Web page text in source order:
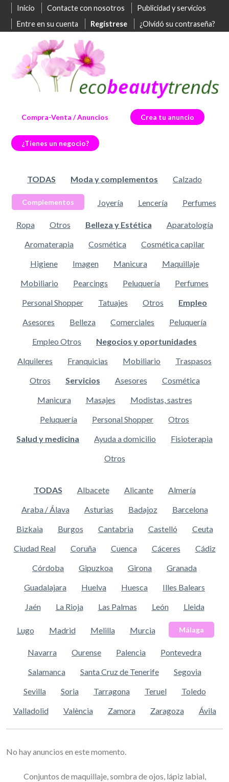
Inicio Contacte con nosotros
Publicidad y servicios
Entre en su cuenta
Regístrese ¿Olvidó su contraseña?
Compra-Venta / Anuncios Crea tu anuncio
¿Tienes un negocio?
TODAS Moda y complementos Calzado
Complementos Joyería Lencería Perfumes
Ropa Otros Belleza y Estética
Aparatología
Aromaterapia
Cosmética
Cosmética capilar
Higiene
Imagen Manicura
Maquillaje
Mobiliario
Pearcings Peluquería
Perfumes
Personal Shopper
Tatuajes Otros
Empleo
Asesores
Belleza Comerciales
Peluquería
Empleo Otros
Negocios y oportunidades
Alquileres
Franquicias Mobiliario
Traspasos
Otros
Servicios Asesores
Cosmética
Manicura
Masajes
Modistas, sastres
Peluquería
Personal Shopper
Otros
Salud y medicina
Ayuda a domicilio
Fisioterapia
Otros
TODAS Albacete Alicante
Almería
Araba / Álava
Asturias Badajoz
Barcelona
Bizkaia
Burgos Cantabria Castelló
Ceuta
Ciudad Real
Coruña Cuenca Cáceres
Cádiz
Córdoba
Gipuzkoa Girona
Granada
Guadalajara
Huelva Huesca
Illes Balears
Jaén
La Rioja Las Palmas León Lleida
Lugo Madrid Melilla Murcia Málaga
Navarra Ourense Palencia
Pontevedra
Salamanca
Santa Cruz de Tenerife
Segovia
Sevilla
Soria Tarragona Teruel
Toledo
Valladolid
València Zamora Zaragoza Ávila
No hay anuncios en este momento.
Conjuntos de maquillaje, sombra de ojos, lápiz labial,